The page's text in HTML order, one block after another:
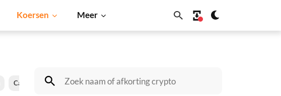
Koersen Meer
Cardano Shiba Inu Dogecoin Solana BNB